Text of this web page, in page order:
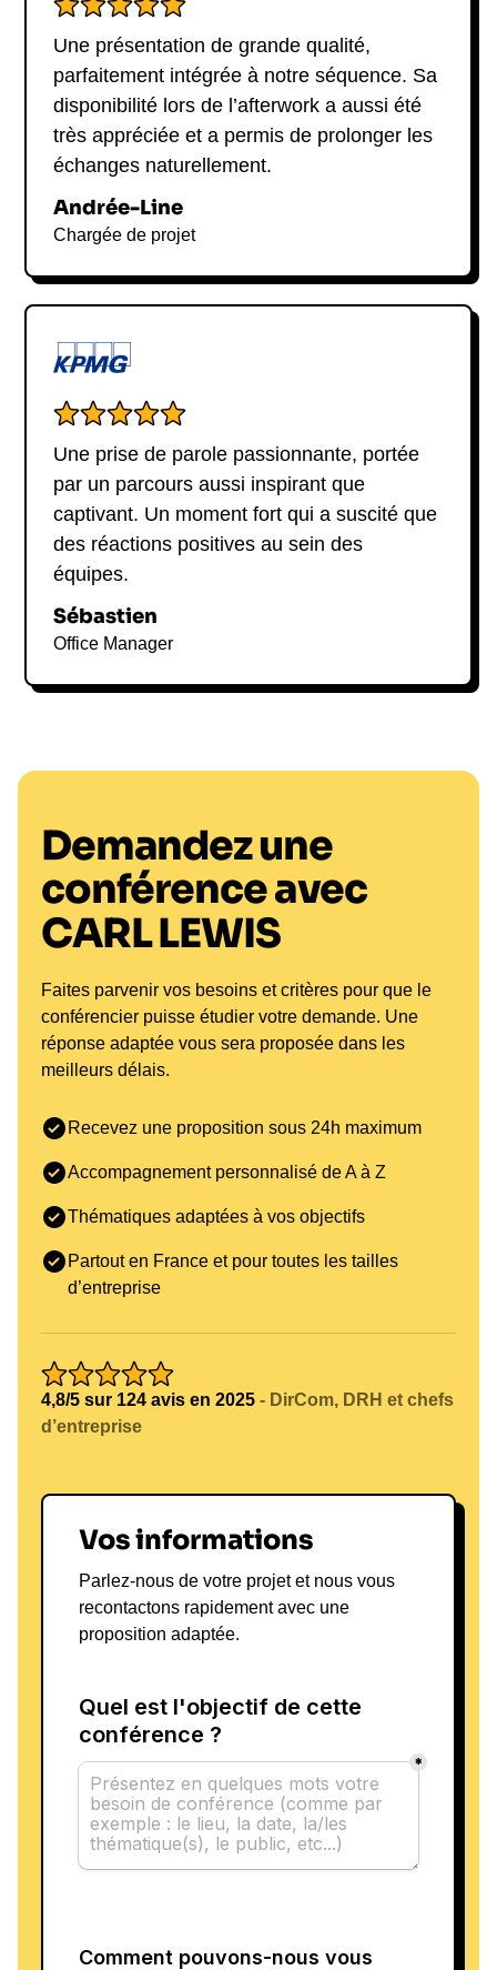
Une présentation de grande qualité,
parfaitement intégrée à notre séquence. Sa
disponibilité lors de l’afterwork a aussi été
très appréciée et a permis de prolonger les
échanges naturellement.
Andrée-Line
Chargée de projet
Une prise de parole passionnante, portée
par un parcours aussi inspirant que
captivant. Un moment fort qui a suscité que
des réactions positives au sein des
équipes.
Sébastien
Office Manager
Demandez une
conférence avec
CARL LEWIS
Faites parvenir vos besoins et critères pour que le
conférencier puisse étudier votre demande. Une
réponse adaptée vous sera proposée dans les
meilleurs délais.
Recevez une proposition sous 24h maximum
Accompagnement personnalisé de A à Z
Thématiques adaptées à vos objectifs
Partout en France et pour toutes les tailles
d’entreprise
4,8/5 sur 124 avis en 2025 - DirCom, DRH et chefs
d’entreprise
Vos informations
Parlez-nous de votre projet et nous vous
recontactons rapidement avec une
proposition adaptée.